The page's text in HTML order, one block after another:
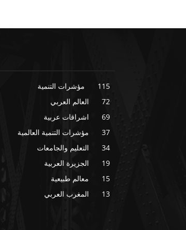
مؤشرات التنمية
115
العالم العربي
72
اشراقات عربية
69
مؤشرات التنمية العالمية
37
التعليم والجامعات
34
الجزيرة العربية
19
معالم طبيعية
15
المغرب العربي
13